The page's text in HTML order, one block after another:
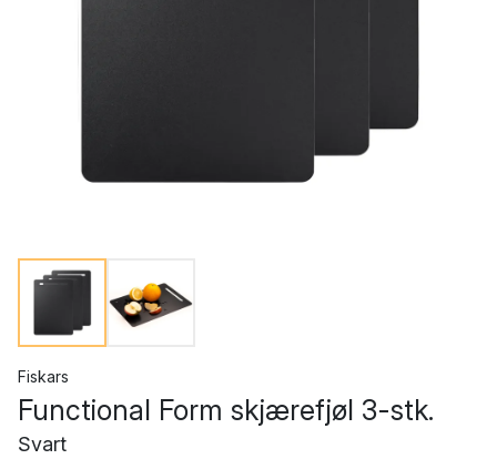
Fiskars
Functional Form skjærefjøl 3-stk.
Svart